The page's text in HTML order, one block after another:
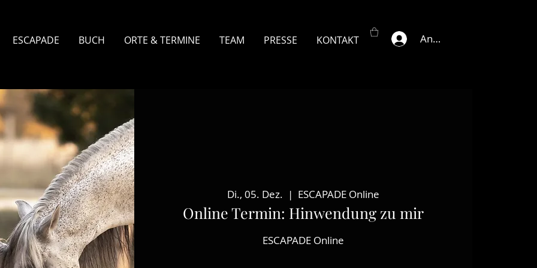
ESCAPADE BUCH ORTE & TERMINE TEAM PRESSE KONTAKT Anmelden
Di., 05. Dez.
  |
ESCAPADE Online
Online Termin: Hinwendung zu mir
ESCAPADE Online